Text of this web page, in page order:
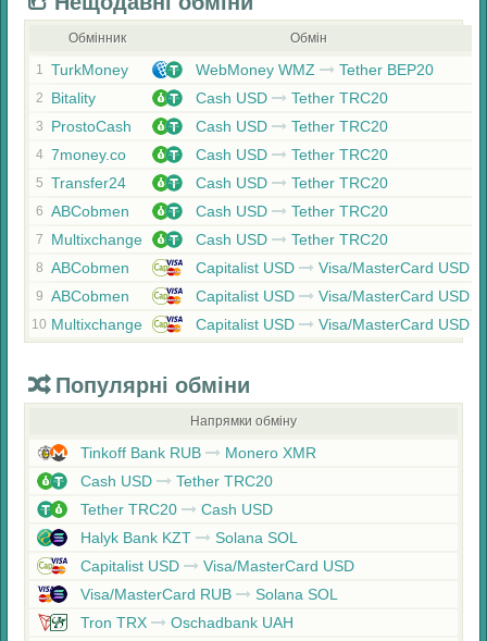
Обмінник Обмін
1 TurkMoney WebMoney WMZ Tether BEP20
2 Bitality Cash USD Tether TRC20
3 ProstoCash Cash USD Tether TRC20
4 7money.co Cash USD Tether TRC20
5 Transfer24 Cash USD Tether TRC20
6 ABCobmen Cash USD Tether TRC20
7 Multixchange Cash USD Tether TRC20
8 ABCobmen Capitalist USD Visa/MasterCard USD
9 ABCobmen Capitalist USD Visa/MasterCard USD
10 Multixchange Capitalist USD Visa/MasterCard USD
Популярні обміни
Напрямки обміну
Tinkoff Bank RUB
Monero XMR
Cash USD
Tether TRC20
Tether TRC20
Cash USD
Halyk Bank KZT
Solana SOL
Capitalist USD
Visa/MasterCard USD
Visa/MasterCard RUB
Solana SOL
Tron TRX
Oschadbank UAH